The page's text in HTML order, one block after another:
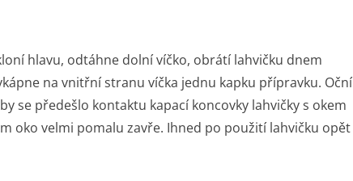
hlavu, odtáhne dolní víčko, obrátí lahvičku dnem
na vnitřní stranu víčka jednu kapku přípravku. Oční
se předešlo kontaktu kapací koncovky lahvičky s okem
oko velmi pomalu zavře. Ihned po použití lahvičku opět